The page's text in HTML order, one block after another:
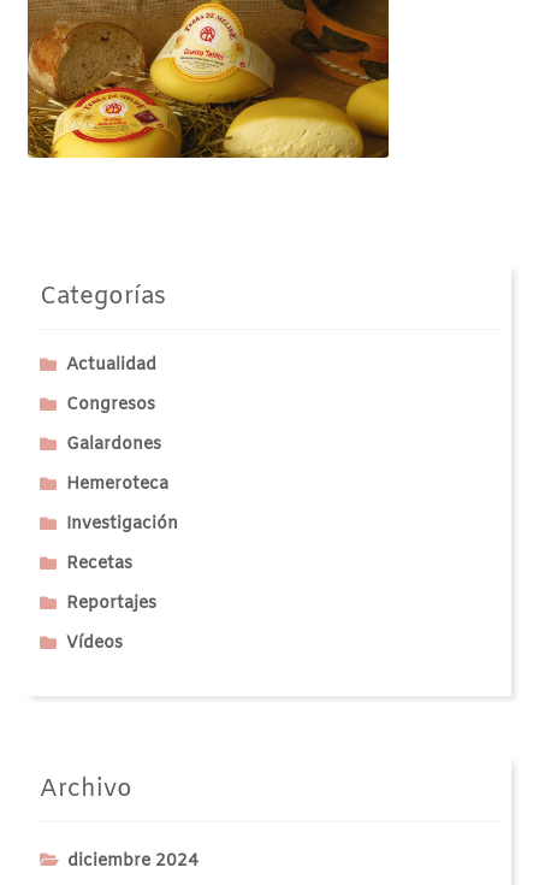
Categorías
Actualidad
Congresos
Galardones
Hemeroteca
Investigación
Recetas
Reportajes
Vídeos
Archivo
diciembre 2024